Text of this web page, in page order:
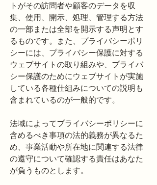
トがその訪問者や顧客のデータを収
集、使用、開示、処理、管理する方法
の一部または全部を開示する声明とす
るものです。また、プライバシーポリ
シーには、プライバシー保護に対する
ウェブサイトの取り組みや、プライバ
シー保護のためにウェブサイトが実施
している各種仕組みについての説明も
含まれているのが一般的です。
法域によってプライバシーポリシーに
含めるべき事項の法的義務が異なるた
め、事業活動や所在地に関連する法律
の遵守について確認する責任はあなた
が負うものとします。